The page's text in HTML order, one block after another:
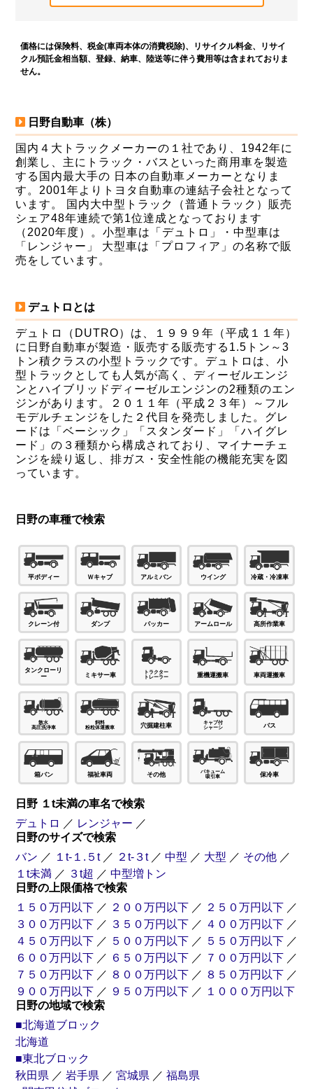
価格には保険料、税金(車両本体の消費税除)、リサイクル料金、リサイ
クル預託金相当額、登録、納車、陸送等に伴う費用等は含まれておりま
せん。
日野自動車（株）
国内４大トラックメーカーの１社であり、1942年に
創業し、主にトラック・バスといった商用車を製造
する国内最大手の 日本の自動車メーカーとなりま
す。2001年よりトヨタ自動車の連結子会社となって
います。 国内大中型トラック（普通トラック）販売
シェア48年連続で第1位達成となっております
（2020年度）。小型車は「デュトロ」・中型車は
「レンジャー」 大型車は「プロフィア」の名称で販
売をしています。
デュトロとは
デュトロ（DUTRO）は、１９９９年（平成１１年）
に日野自動車が製造・販売する販売する1.5トン～3
トン積クラスの小型トラックです。デュトロは、小
型トラックとしても人気が高く、ディーゼルエンジ
ンとハイブリッドディーゼルエンジンの2種類のエン
ジンがあります。２０１１年（平成２３年）～フル
モデルチェンジをした２代目を発売しました。グレ
ードは「ベーシック」「スタンダード」「ハイグレ
ード」の３種類から構成されており、マイナーチェ
ンジを繰り返し、排ガス・安全性能の機能充実を図
っています。
日野の車種で検索
平ボディー Ｗキャブ アルミバン ウイング 冷蔵・冷凍車
クレーン付 ダンプ パッカー アームロール 高所作業車
タンクローリ
ー
ミキサー車 重機運搬車 車両運搬車
穴掘建柱車 バス
箱バン 福祉車両 その他 保冷車
日野 １t未満の車名で検索
デュトロ ／ レンジャー ／
日野のサイズで検索
バン ／ １t-１.５t ／ ２t-３t ／ 中型 ／ 大型 ／ その他 ／
１t未満 ／ ３t超 ／ 中型増トン
日野の上限価格で検索
１５０万円以下 ／ ２００万円以下 ／ ２５０万円以下 ／
３００万円以下 ／ ３５０万円以下 ／ ４００万円以下 ／
４５０万円以下 ／ ５００万円以下 ／ ５５０万円以下 ／
６００万円以下 ／ ６５０万円以下 ／ ７００万円以下 ／
７５０万円以下 ／ ８００万円以下 ／ ８５０万円以下 ／
９００万円以下 ／ ９５０万円以下 ／ １０００万円以下
日野の地域で検索
■北海道ブロック
北海道
■東北ブロック
秋田県 ／ 岩手県 ／ 宮城県 ／ 福島県